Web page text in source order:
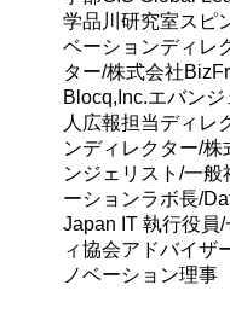
学品川研究室スピ
ベーションディレ
ター/株式会社
Blocq,Inc.エバン
人広報担当ディレ
ンディレクター/
ンジェリスト/一
ーションラボ長/
Japan IT 執行役員
ィ協会アドバイザ
ノベーション理事